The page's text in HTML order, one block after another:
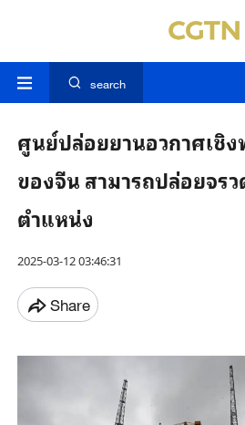
search
ศูนย์ปล่อยยานอวกาศเชิ
ของจีน สามารถปล่อยจร
ตำแหน่ง
2025-03-12 03:46:31
Share